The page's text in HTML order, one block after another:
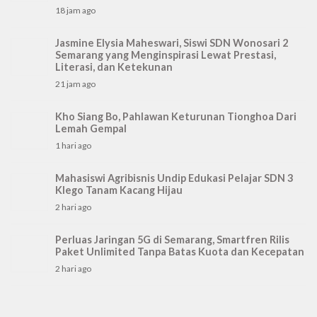
18 jam ago
Jasmine Elysia Maheswari, Siswi SDN Wonosari 2
Semarang yang Menginspirasi Lewat Prestasi,
Literasi, dan Ketekunan
21 jam ago
Kho Siang Bo, Pahlawan Keturunan Tionghoa Dari
Lemah Gempal
1 hari ago
Mahasiswi Agribisnis Undip Edukasi Pelajar SDN 3
Klego Tanam Kacang Hijau
2 hari ago
Perluas Jaringan 5G di Semarang, Smartfren Rilis
Paket Unlimited Tanpa Batas Kuota dan Kecepatan
2 hari ago